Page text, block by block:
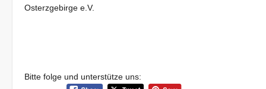
Osterzgebirge e.V.
Bitte folge und unterstütze uns: